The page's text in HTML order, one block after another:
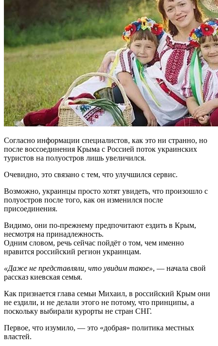
Согласно информации специалистов, как это ни странно, но
после воссоединения Крыма с Россией поток украинских
туристов на полуостров лишь увеличился.
Очевидно, это связано с тем, что улучшился сервис.
Возможно, украинцы просто хотят увидеть, что произошло с
полуостров после того, как он изменился после
присоединения.
Видимо, они по-прежнему предпочитают ездить в Крым,
несмотря на принадлежность.
Одним словом, речь сейчас пойдёт о том, чем именно
нравится российский регион украинцам.
«Даже не представляли, что увидим такое», — начала свой
рассказ киевская семья.
Как признается глава семьи Михаил, в российский Крым они
не ездили, и не делали этого не потому, что принципы, а
поскольку выбирали курорты не стран СНГ.
Первое, что изумило, — это «добрая» политика местных
властей.